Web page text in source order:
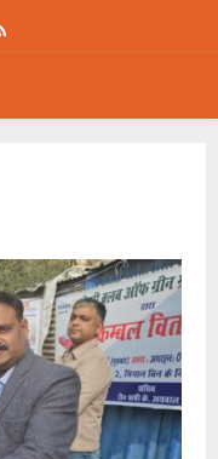
Rss